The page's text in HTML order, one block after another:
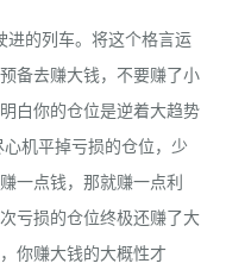
进的列车。将这个格言运
备去赚大钱，不要赚了小
白你的仓位是逆着大趋势
心机平掉亏损的仓位，少
一点钱，那就赚一点利
亏损的仓位终极还赚了大
你赚大钱的大概性才